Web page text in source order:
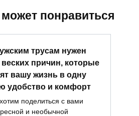
понравиться
трусам нужен
причин, которые
вашу жизнь в одну
удобство и комфорт
поделиться с вами
и необычной